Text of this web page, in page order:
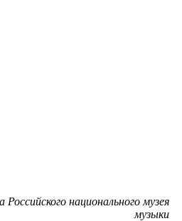
национального музея
музыки